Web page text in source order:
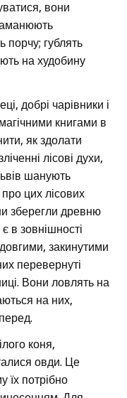
вони
порчу; гублять
на худобину
добрі чарівники і
книгами в
як здолати
лісові духи,
шанують
цих лісових
зберегли древню
в зовнішності
закинутими
перевернуті
Вони ловлять на
на них,
коня,
овди. Це
їх потрібно